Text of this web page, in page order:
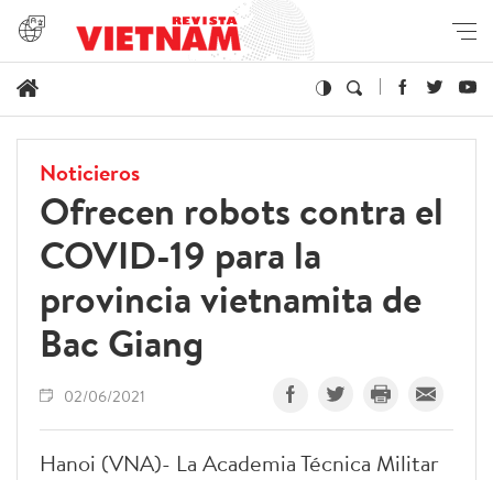
Noticieros
Ofrecen robots contra el
COVID-19 para la
provincia vietnamita de
Bac Giang
02/06/2021
Hanoi (VNA)- La Academia Técnica Militar